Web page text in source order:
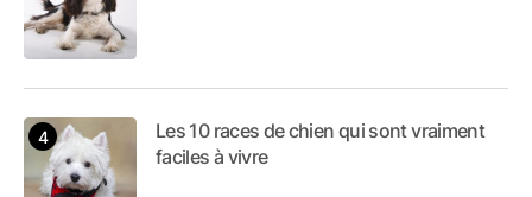
Les 10 races de chien qui sont vraiment
faciles à vivre